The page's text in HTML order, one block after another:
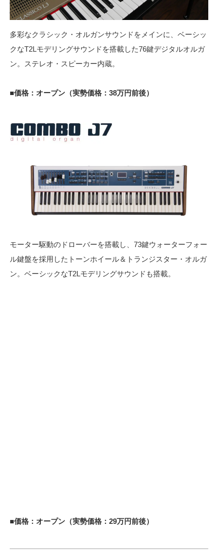
多彩なクラシック・オルガンサウンドをメインに、ベーシッ
クなT2Lモデリングサウンドを搭載した76鍵デジタルオルガ
ン。ステレオ・スピーカー内蔵。
■価格：オープン（実勢価格：38万円前後）
モーター駆動のドローバーを搭載し、73鍵ウォーターフォー
ル鍵盤を採用したトーンホイール＆トランジスター・オルガ
ン。ベーシックなT2Lモデリングサウンドも搭載。
■価格：オープン（実勢価格：29万円前後）